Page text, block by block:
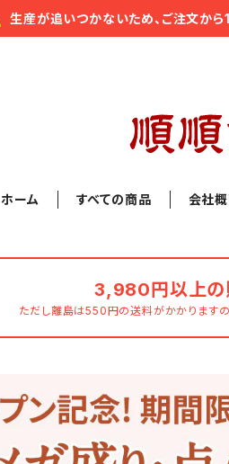
生産が追いつかないため、ご注文か
ホーム すべての商品 会社
3,980円以上の
ただし離島は550円の送料がかかります